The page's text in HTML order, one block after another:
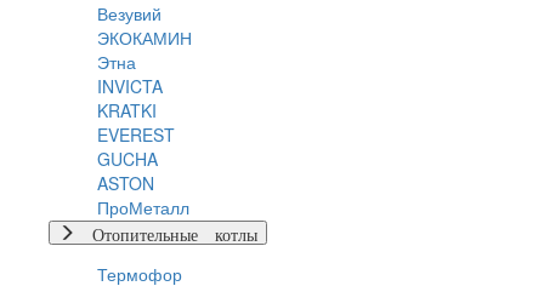
Везувий
ЭКОКАМИН
Этна
INVICTA
KRATKI
EVEREST
GUCHA
ASTON
ПроМеталл
Отопительные котлы
Термофор